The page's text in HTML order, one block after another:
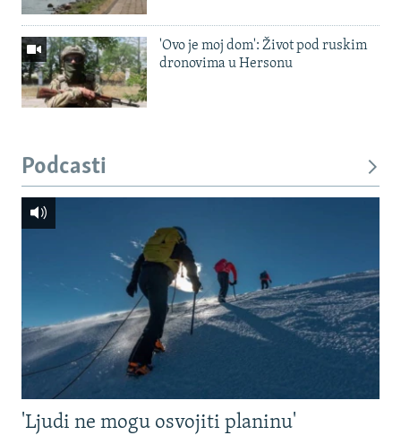
'Ovo je moj dom': Život pod ruskim
dronovima u Hersonu
Podcasti
'Ljudi ne mogu osvojiti planinu'